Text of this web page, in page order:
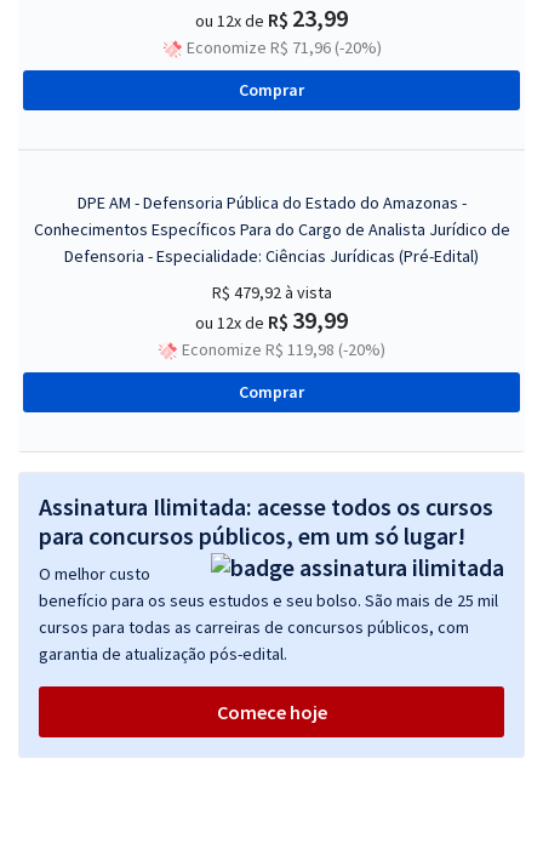
ou 12x de R$ 23,99
Economize R$ 71,96 (-20%)
Comprar
DPE AM - Defensoria Pública do Estado do Amazonas -
Conhecimentos Específicos Para do Cargo de Analista Jurídico de
Defensoria - Especialidade: Ciências Jurídicas (Pré-Edital)
R$ 479,92 à vista
ou 12x de R$ 39,99
Economize R$ 119,98 (-20%)
Comprar
Assinatura Ilimitada: acesse todos os cursos
para concursos públicos, em um só lugar!
O melhor custo
benefício para os seus estudos e seu bolso. São mais de 25 mil
cursos para todas as carreiras de concursos públicos, com
garantia de atualização pós-edital.
Comece hoje